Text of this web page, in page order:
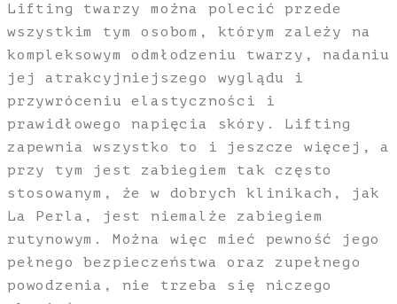
Lifting twarzy można polecić przede
wszystkim tym osobom, którym zależy na
kompleksowym odmłodzeniu twarzy, nadaniu
jej atrakcyjniejszego wyglądu i
przywróceniu elastyczności i
prawidłowego napięcia skóry. Lifting
zapewnia wszystko to i jeszcze więcej, a
przy tym jest zabiegiem tak często
stosowanym, że w dobrych klinikach, jak
La Perla, jest niemalże zabiegiem
rutynowym. Można więc mieć pewność jego
pełnego bezpieczeństwa oraz zupełnego
powodzenia, nie trzeba się niczego